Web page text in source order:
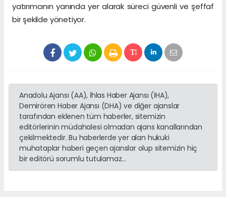
yatırımcının yanında yer alarak süreci güvenli ve şeffaf
bir şekilde yönetiyor.
Anadolu Ajansı (AA), İhlas Haber Ajansı (İHA),
Demirören Haber Ajansı (DHA) ve diğer ajanslar
tarafından eklenen tüm haberler, sitemizin
editörlerinin müdahalesi olmadan ajans kanallarından
çekilmektedir. Bu haberlerde yer alan hukuki
muhataplar haberi geçen ajanslar olup sitemizin hiç
bir editörü sorumlu tutulamaz...